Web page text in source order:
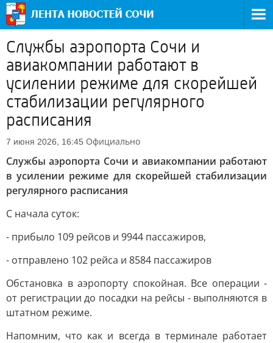
Службы аэропорта Сочи и
авиакомпании работают в
усилении режиме для скорейшей
стабилизации регулярного
расписания
7 июня 2026, 16:45 Официально
Службы аэропорта Сочи и авиакомпании работают
в усилении режиме для скорейшей стабилизации
регулярного расписания
С начала суток:
- прибыло 109 рейсов и 9944 пассажиров,
- отправлено 102 рейса и 8584 пассажиров
Обстановка в аэропорту спокойная. Все операции -
от регистрации до посадки на рейсы - выполняются в
штатном режиме.
Напомним, что как и всегда в терминале работает